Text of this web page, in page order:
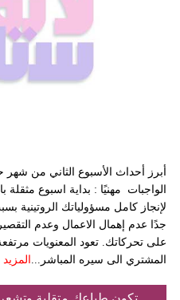
الواجبات مهنيًا : بداية اسبوع مثقلة
لإنجاز كامل مسؤولياتك الروتينية
جدًا عدم إهمال الاعمال وعدم
على تحركاتك. تعود المعنويات
المشتري الى سيره المباشر...
المزيد